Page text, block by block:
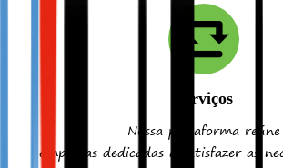
Serviços
Nossa plataforma reúne
empresas dedicadas a satisfazer as